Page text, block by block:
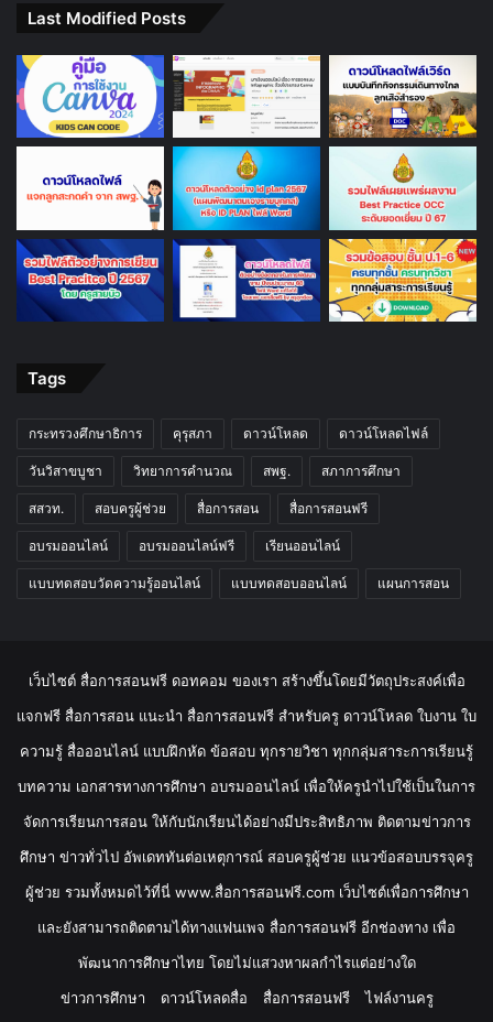
Last Modified Posts
Tags
กระทรวงศึกษาธิการ คุรุสภา ดาวน์โหลด ดาวน์โหลดไฟล์
วันวิสาขบูชา วิทยาการคำนวณ สพฐ. สภาการศึกษา
สสวท. สอบครูผู้ช่วย สื่อการสอน สื่อการสอนฟรี
อบรมออนไลน์ อบรมออนไลน์ฟรี เรียนออนไลน์
แบบทดสอบวัดความรู้ออนไลน์ แบบทดสอบออนไลน์ แผนการสอน
เว็บไซต์ สื่อการสอนฟรี ดอทคอม ของเรา สร้างขึ้นโดยมีวัตถุประสงค์เพื่อ
แจกฟรี สื่อการสอน แนะนำ สื่อการสอนฟรี สำหรับครู ดาวน์โหลด ใบงาน ใบ
ความรู้ สื่อออนไลน์ แบบฝึกหัด ข้อสอบ ทุกรายวิชา ทุกกลุ่มสาระการเรียนรู้
บทความ เอกสารทางการศึกษา อบรมออนไลน์ เพื่อให้ครูนำไปใช้เป็นในการ
จัดการเรียนการสอน ให้กับนักเรียนได้อย่างมีประสิทธิภาพ ติดตามข่าวการ
ศึกษา ข่าวทั่วไป อัพเดททันต่อเหตุการณ์ สอบครูผู้ช่วย แนวข้อสอบบรรจุครู
ผู้ช่วย รวมทั้งหมดไว้ที่นี่ www.สื่อการสอนฟรี.com เว็บไซต์เพื่อการศึกษา
และยังสามารถติดตามได้ทางแฟนเพจ สื่อการสอนฟรี อีกช่องทาง เพื่อ
พัฒนาการศึกษาไทย โดยไม่แสวงหาผลกำไรแต่อย่างใด
ข่าวการศึกษา
ดาวน์โหลดสื่อ สื่อการสอนฟรี ไฟล์งานครู